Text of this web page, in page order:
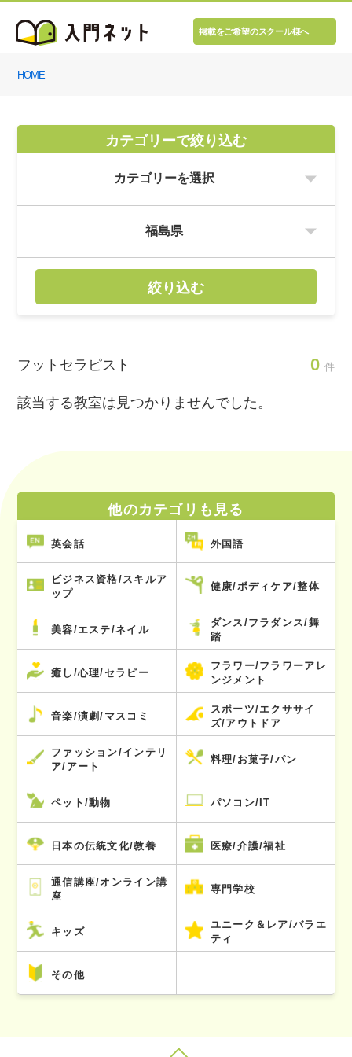
掲載をご希望のスクール様へ
HOME
カテゴリーで絞り込む
絞り込む
フットセラピスト 0 件
該当する教室は見つかりませんでした。
他のカテゴリも見る
英会話 外国語
ビジネス資格/スキルア
ップ
健康/ボディケア/整体
美容/エステ/ネイル
ダンス/フラダンス/舞
踏
癒し/心理/セラピー
フラワー/フラワーアレ
ンジメント
音楽/演劇/マスコミ
スポーツ/エクササイ
ズ/アウトドア
ファッション/インテリ
ア/アート
料理/お菓子/パン
ペット/動物 パソコン/IT
日本の伝統文化/教養 医療/介護/福祉
通信講座/オンライン講
座
専門学校
キッズ
ユニーク＆レア/バラエ
ティ
その他